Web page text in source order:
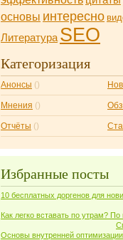
основы интересно
Литература SEO
Категоризация
Анонсы ()
Мнения ()
Отчёты ()
Избранные посты
10 бесплатных доргенов для
Как легко вставать по утрам? По
Основы внутренней